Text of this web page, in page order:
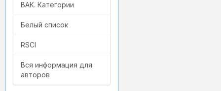
ВАК. Категории
Белый список
RSCI
Вся информация для
авторов